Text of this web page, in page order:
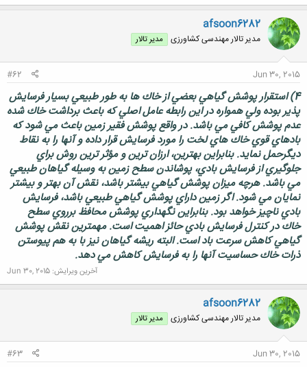
afsoon6282
مدیر تالار مهندسی كشاورزی مدیر تالار
Jun 30, 2015
#62
4) استقرار پوشش گياهي بعضي از خاك ها به طور طبيعي بسيار فرسايش
پذير بوده ولي همواره در اين رابطه عامل اصلي كه باعث برداشت خاك شده
عدم پوشش كافي مي باشد. در واقع پوشش فقير زمين باعث مي شود كه
بادهاي قوي خاك هاي لخت را مورد فرسايش قرار داده و آنها را به نقاط
ديگرحمل نمايد. بنابراين بهترين، ارزان ترين و مؤثر ترين روش براي
جلوگيري از فرسايش بادي، پوشاندن سطح زمين به وسيله گياهان طبيعي
مي باشد. هرچه ميزان پوشش گياهي بيشتر باشد، نقش آن بهتر و بيشتر
نمايان مي شود. اگر زمين داراي پوشش گياهي طبيعي باشد، فرسايش
بادي ناچيز خواهد بود. بنابراين نگهداري پوشش محافظ برروي سطح
خاك در كنترل فرسايش بادي حائز اهميت است. مهمترين نقش پوشش
گياهي كاهش سرعت باد است. البته ريشه گياهان نيز با به هم پيوستن
ذرات خاك حساسيت آنها را به فرسايش كاهش مي دهد.
آخرین ویرایش: Jun 30, 2015
afsoon6282
مدیر تالار مهندسی كشاورزی مدیر تالار
Jun 30, 2015
#63